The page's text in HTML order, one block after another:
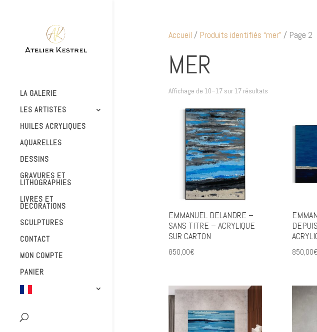
LA GALERIE
LES ARTISTES
HUILES ACRYLIQUES
AQUARELLES
DESSINS
GRAVURES ET
LITHOGRAPHIES
LIVRES ET
DECORATIONS
SCULPTURES
CONTACT
MON COMPTE
PANIER
Accueil / Produits identifiés “mer”/ Page 2
MER
Affichage de 10–17 sur 17 résultatsTrié
EMMANUEL DELANDRE –
SANS TITRE – ACRYLIQUE
SUR CARTON
850,00€ 850,00€